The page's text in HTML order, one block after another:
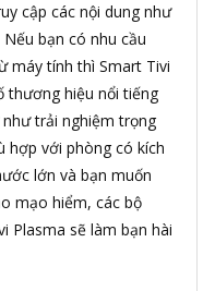
cập các nội dung như
bạn có nhu cầu
máy tính thì Smart Tivi
thương hiệu nổi tiếng
trải nghiệm trọng
hợp với phòng có kích
lớn và bạn muốn
mạo hiểm, các bộ
Plasma sẽ làm bạn hài